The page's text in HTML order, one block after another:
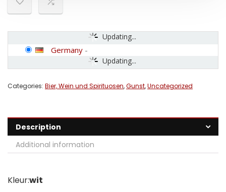
Updating...
Updating...
Germany -
Categories: Bier, Wein und Spirituosen,Gunst,Uncategorized
Description
Additional information
Kleur:wit